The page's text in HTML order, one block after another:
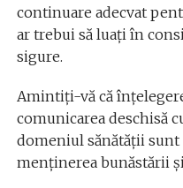
continuare adecvat
ar trebui să luați în
sigure.
Amintiți-vă că
comunicarea deschisă
domeniul sănătății
menținerea bunăstării